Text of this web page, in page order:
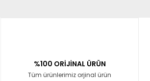
%100 ORİJİNAL ÜRÜN
Tüm ürünlerimiz orjinal ürün